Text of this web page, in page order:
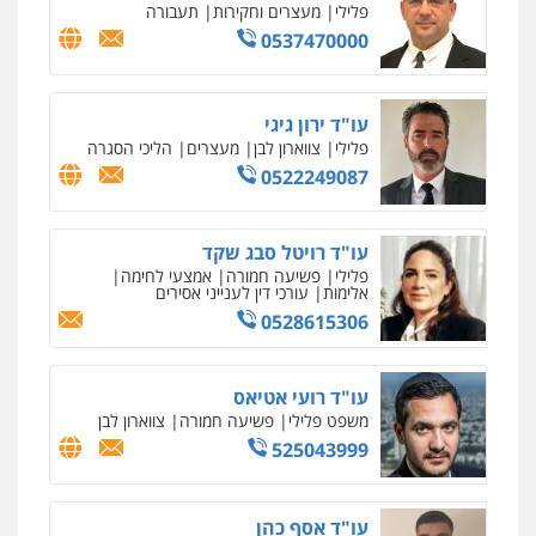
פשיעה חמורה אסירים
0509636895
עו"ד איהאב זבידאת
פלילי פשיעה חמורה ארגוני פשע עבירות
המתה עבירות מין
0509930581
עו"ד יפעת שוורץ סיל
פלילי תעבורה
0523379525
עו"ד אליה חן ברק
פלילי פשיעה חמורה ליווי וייצוג בחקירות
ומעצרים אסירים נוער
0525914163